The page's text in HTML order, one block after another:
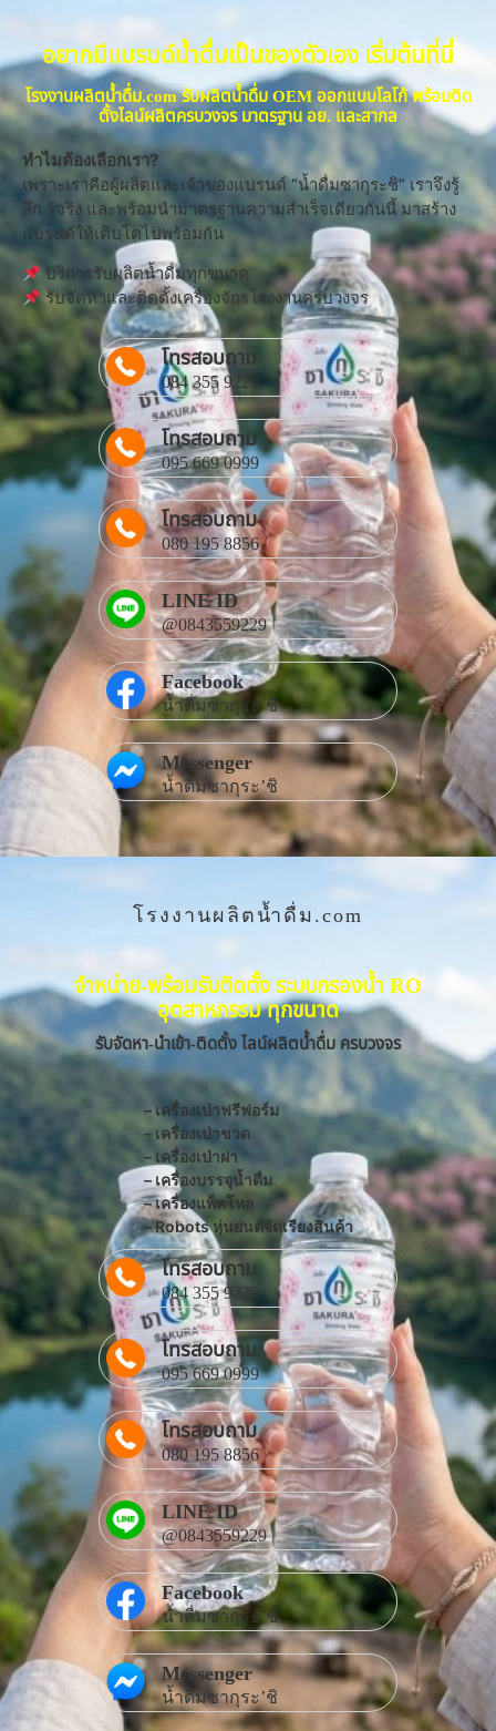
อยากมีแบรนด์น้ำดื่มเป็นของตัวเอง เริ่มต้นที่นี่
โรงงานผลิตน้ำดื่ม.com รับผลิตน้ำดื่ม OEM ออกแบบโลโก้ พร้อมติด
ตั้งไลน์ผลิตครบวงจร มาตรฐาน อย. และสากล
ทำไมต้องเลือกเรา?
เพราะเราคือผู้ผลิตและเจ้าของแบรนด์ “น้ำดื่มซากุระชิ” เราจึงรู้
ลึก รู้จริง และพร้อมนำมาตรฐานความสำเร็จเดียวกันนี้ มาสร้าง
แบรนด์ให้เติบโตไปพร้อมกัน
บริการรับผลิตน้ำดื่มทุกขนาด
รับจัดหาและติดตั้งเครื่องจักรโรงงานครบวงจร
โทรสอบถาม
084 355 9229
โทรสอบถาม
095 669 0999
โทรสอบถาม
080 195 8856
LINE ID
@0843559229
Facebook
น้ำดื่มซากุระ’ชิ
Messenger
น้ำดื่มซากุระ’ชิ
โรงงานผลิตน้ำดื่ม.com
จำหน่าย-พร้อมรับติดตั้ง ระบบกรองน้ำ RO
อุตสาหกรรม ทุกขนาด
รับจัดหา-นำเข้า-ติดตั้ง ไลน์ผลิตน้ำดื่ม ครบวงจร
– เครื่องเป่าฟรีฟอร์ม
– เครื่องเป่าขวด
– เครื่องเป่าฝา
– เครื่องบรรจุน้ำดื่ม
– เครื่องแพ็คโหล
– Robots หุ่นยนต์จัดเรียงสินค้า
โทรสอบถาม
084 355 9229
โทรสอบถาม
095 669 0999
โทรสอบถาม
080 195 8856
LINE ID
@0843559229
Facebook
น้ำดื่มซากุระ’ชิ
Messenger
น้ำดื่มซากุระ’ชิ